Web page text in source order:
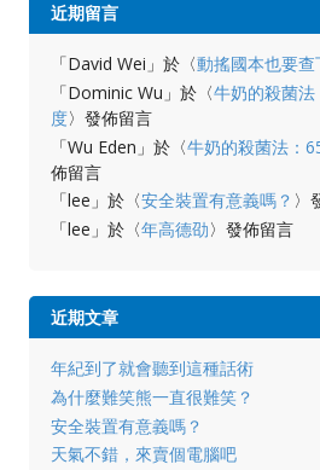
近期留言
「David Wei 」於〈動搖國本也要
「Dominic Wu 」於〈牛奶的殺菌
度〉發佈留言
「Wu Eden 」於〈牛奶的殺菌法：
佈留言
「lee 」於〈安全裝置有意義嗎？ 〉
「lee 」於〈年高德劭〉發佈留言
近期文章
年紀到了就會聽到這種話術
為什麼難笑熊一直很難笑？
安全裝置有意義嗎？
天氣不錯，來賣個電腦吧